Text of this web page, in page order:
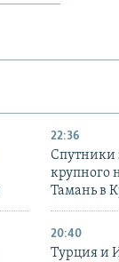
22:36
Спутники
крупного
Тамань в
20:40
Турция и